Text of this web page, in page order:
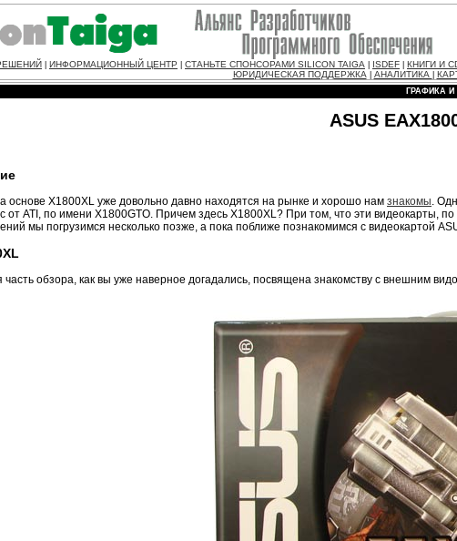
ИНФОРМАЦИОННЫЙ ЦЕНТР СТАНЬТЕ СПОНСОРАМИ SILICON TAIGA ISDEF КНИГИ И
ЮРИДИЧЕСКАЯ ПОДДЕРЖКА| АНАЛИТИКА
ГРАФИКА
ASUS
основе X1800XL уже довольно давно находятся на рынке и хорошо нам знакомы .
от ATI, по имени X1800GTO. Причем здесь X1800XL? При том, что эти видеокарты,
мы погрузимся несколько позже, а пока поближе познакомимся с видеокартой
обзора, как вы уже наверное догадались, посвящена знакомству с внешним